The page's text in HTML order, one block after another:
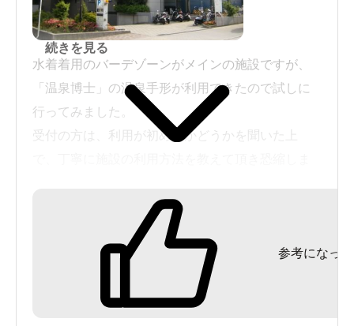
水着着用のバーデゾーンがメインの施設ですが、
「温泉博士」の温泉手形が利用できたので試しに
行ってみました。
受付の方は、利用が初めてかどうかを聞いた上
ル・バスタオル・館内着は付きませんが、今回は
お風呂だけ利用しました。
裸浴場はあくまで付け足しのようなものですが、
内湯と露天にそれぞれ２つの浴槽があり、サウナ
や打たせ湯など一通りの設備はあります。
続きを見る
参考になった